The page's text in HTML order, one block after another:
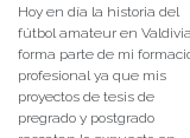
Hoy en día la historia del
fútbol amateur en Valdivia
forma parte de mi
profesional ya que mis
proyectos de tesis de
pregrado y postgrado